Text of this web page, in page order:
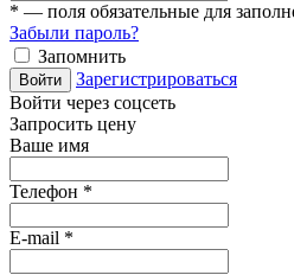
* — поля обязательные для
Забыли пароль?
Запомнить
Войти
Зарегистрироваться
Войти через соцсеть
Запросить цену
Ваше имя
Телефон *
E-mail *